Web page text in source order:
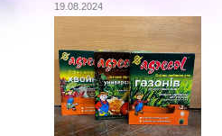
19.08.2024